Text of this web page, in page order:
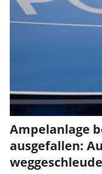
Ampelanlage
ausgefallen: